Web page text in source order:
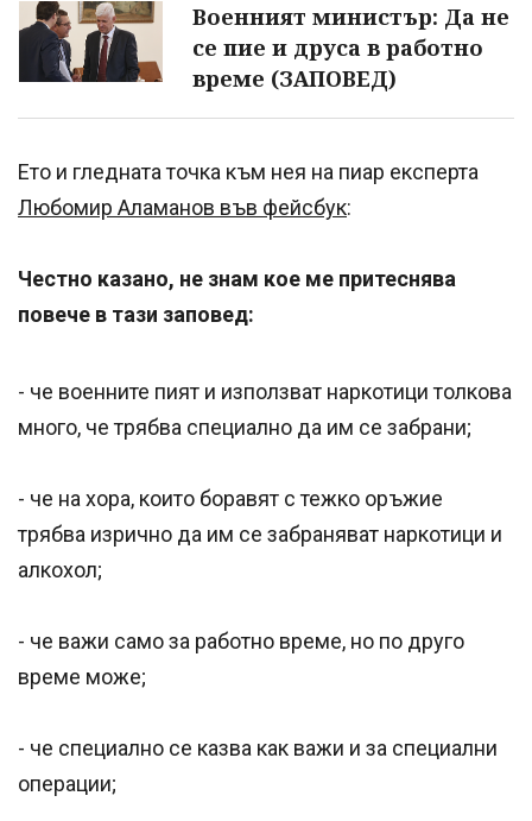
Военният министър: Да не
се пие и друса в работно
време (ЗАПОВЕД)
Ето и гледната точка към нея на пиар експерта
Любомир Аламанов във фейсбук:
Честно казано, не знам кое ме притеснява
повече в тази заповед:
- че военните пият и използват наркотици толкова
много, че трябва специално да им се забрани;
- че на хора, които боравят с тежко оръжие
трябва изрично да им се забраняват наркотици и
алкохол;
- че важи само за работно време, но по друго
време може;
- че специално се казва как важи и за специални
операции;